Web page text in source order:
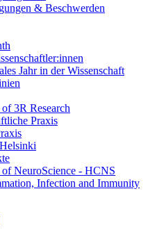
& Beschwerden
Jahr in der Wissenschaft
3R Research
Praxis
NeuroScience - HCNS
Infection and Immunity